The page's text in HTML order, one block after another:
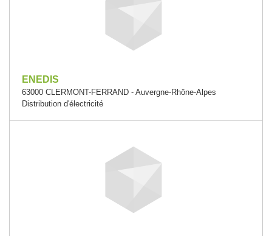
ENEDIS
63000 CLERMONT-FERRAND - Auvergne-Rhône-Alpes
Distribution d'électricité